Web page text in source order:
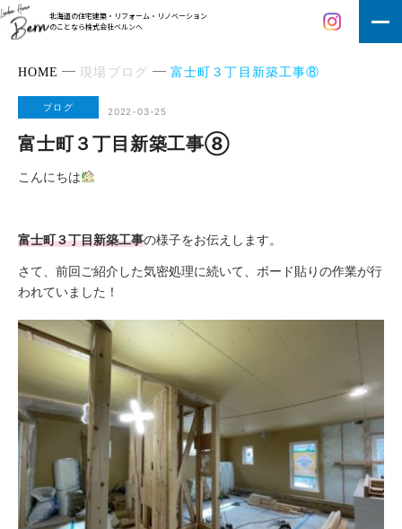
北海道の住宅建築・リフォーム・リノベーション
のことなら株式会社ベルンへ
HOME 現場ブログ 富士町３丁目新築工事⑧
ブログ 2022-03-25
富士町３丁目新築工事⑧
こんにちは
富士町３丁目新築工事の様子をお伝えします。
さて、 前回ご紹介した気密処理に続いて、ボード貼りの作業が行
われていました！